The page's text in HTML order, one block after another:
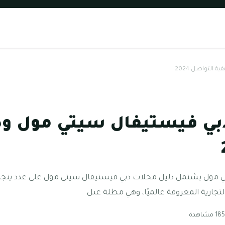
2024
فيستيفال سيتي مول
مول يشتمل دليل محلات دبي فيستيفال سيتي مول على عدد
المعروفة عالميًا، وهي مطلة عىل